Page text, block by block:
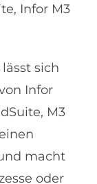
Infor M3
lässt sich
Infor
M3
macht
oder